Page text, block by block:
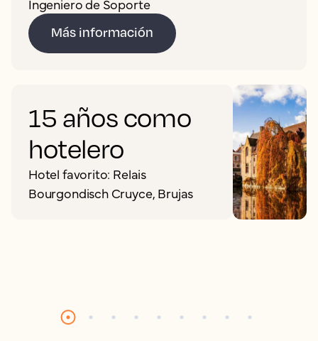
Ingeniero de Soporte
Más información
15 años como
hotelero
Hotel favorito: Relais
Bourgondisch Cruyce, Brujas